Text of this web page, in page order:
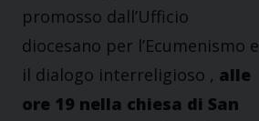
promosso dall’Ufficio
diocesano per l’Ecumenismo e
il dialogo interreligioso , alle
ore 19 nella chiesa di San